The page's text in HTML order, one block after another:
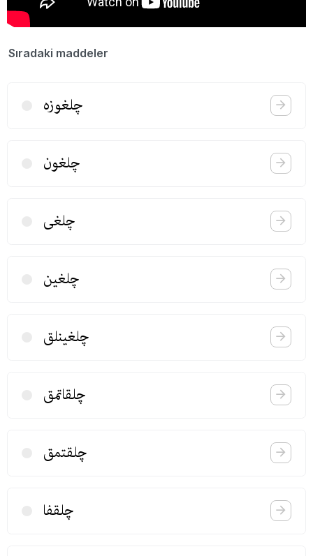
Sıradaki maddeler
چلغوزه
چلغون
چلغی
چلغین
چلغینلق
چلقاتمق
چلقتمق
چلقفا